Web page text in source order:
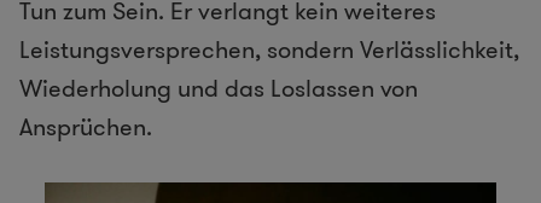
Tun zum Sein. Er verlangt kein weiteres
Leistungsversprechen, sondern Verlässlichkeit,
Wiederholung und das Loslassen von
Ansprüchen.